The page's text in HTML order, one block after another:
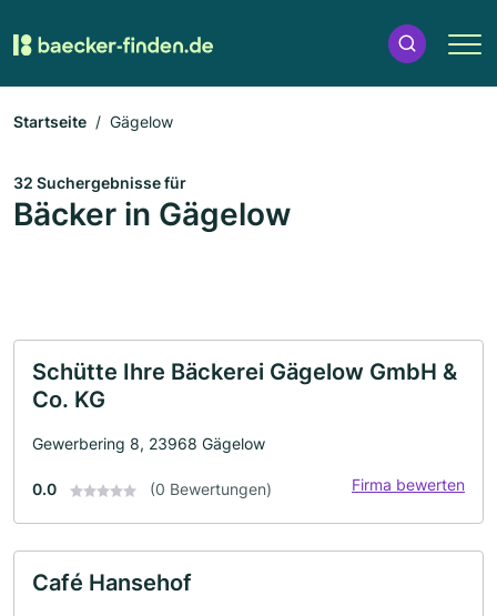
Startseite Gägelow
32 Suchergebnisse für
Bäcker in Gägelow
Schütte Ihre Bäckerei Gägelow GmbH &
Co. KG
Gewerbering 8, 23968 Gägelow
0.0 (0 Bewertungen) Firma bewerten
Café Hansehof